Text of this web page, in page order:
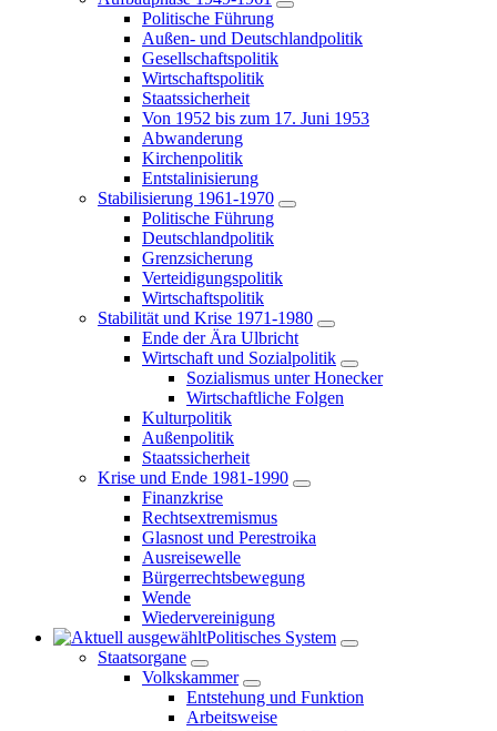
Politische Führung
Außen- und Deutschlandpolitik
Gesellschaftspolitik
Wirtschaftspolitik
Staatssicherheit
Von 1952 bis zum 17. Juni 1953
Abwanderung
Kirchenpolitik
Entstalinisierung
Stabilisierung 1961-1970
Politische Führung
Deutschlandpolitik
Grenzsicherung
Verteidigungspolitik
Wirtschaftspolitik
Stabilität und Krise 1971-1980
Ende der Ära Ulbricht
Wirtschaft und Sozialpolitik
Sozialismus unter Honecker
Wirtschaftliche Folgen
Kulturpolitik
Außenpolitik
Staatssicherheit
Krise und Ende 1981-1990
Finanzkrise
Rechtsextremismus
Glasnost und Perestroika
Ausreisewelle
Bürgerrechtsbewegung
Wende
Wiedervereinigung
Politisches System
Staatsorgane
Volkskammer
Entstehung und Funktion
Arbeitsweise